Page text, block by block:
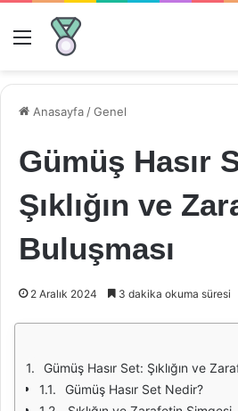
Menü
Anasayfa /Genel
Gümüş Hasır
Şıklığın ve
Buluşması
2 Aralık 2024 3 dakika okuma süresi
Gümüş Hasır Set: Şıklığın ve
Gümüş Hasır Set Nedir?